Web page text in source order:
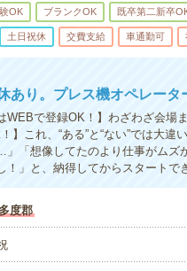
OK ブランクOK 既卒第二新卒
土日祝休 交費支給 車通勤可
あり。プレス機オペレー
WEBで登録OK！】わざわざ会
】これ、“ある”と“ない”では大
「想像してたのより仕事がム
！」と、納得してからスタート
度郡